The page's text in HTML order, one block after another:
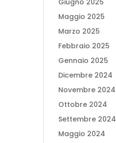
Giugno 2025
Maggio 2025
Marzo 2025
Febbraio 2025
Gennaio 2025
Dicembre 2024
Novembre 2024
Ottobre 2024
Settembre 2024
Maggio 2024